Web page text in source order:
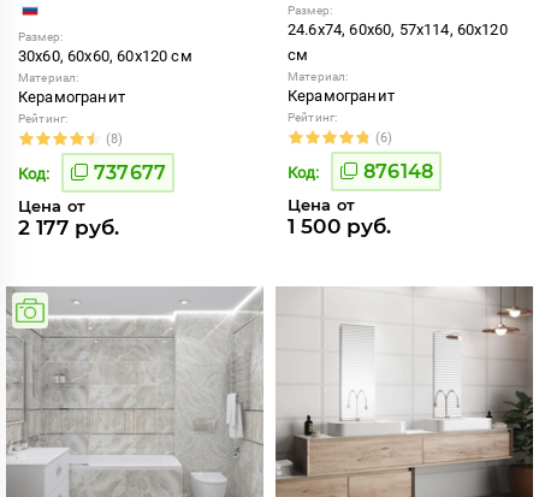
Размер:
30x60, 60x60, 60x120 см
Материал:
Керамогранит
Рейтинг:
(8)
Код: 737677
Цена от
2 177 руб.
Размер:
24.6x74, 60x60, 57x114, 60x120
см
Материал:
Керамогранит
Рейтинг:
(6)
Код: 876148
Цена от
1 500 руб.